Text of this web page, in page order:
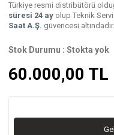
Türkiye resmi distribütörü
süresi 24 ay olup Teknik
Saat A.Ş. güvencesi altındadır.
Stok Durumu : Stokta yok
60.000,00 TL